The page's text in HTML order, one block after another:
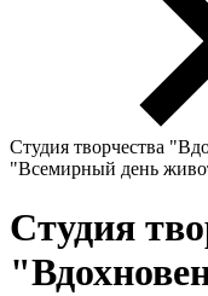
Студия творчества
"Всемирный день
Студия